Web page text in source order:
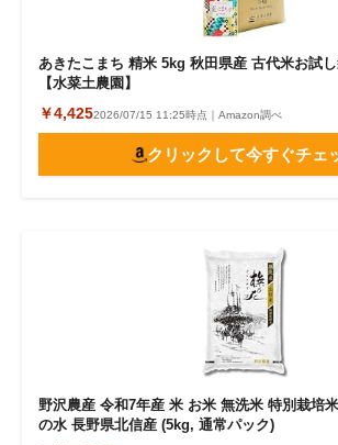
あきたこまち 精米 5kg 秋田県産 古代米お試
【水菜土農園】
￥4,4252026/07/15 11:25時点｜Amazon調べ
クリックして今すぐチェ
野沢農産 令和7年産 米 お米 無洗米 特別栽培
の水 長野県北信産 (5kg, 通常パック)